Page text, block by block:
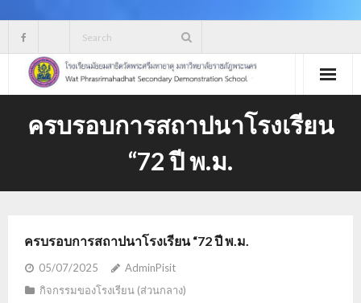
content
ครบรอบการสถาปนาโรงเรียน
“72 ปี พ.ม.
ครบรอบการสถาปนาโรงเรียน “72 ปี พ.ม.
05/07/2025
AdminPisit
กิจกรรมของโรงเรียน (ส่วนกลาง)